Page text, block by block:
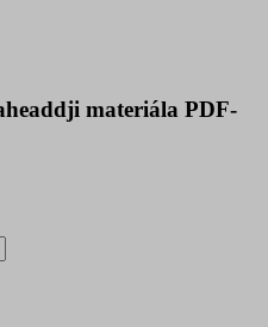
materiála PDF-